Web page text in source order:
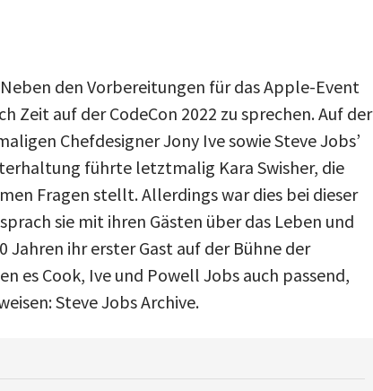
den Vorbereitungen für das Apple-Event
Zeit auf der CodeCon 2022 zu sprechen. Auf der
Chefdesigner Jony Ive sowie Steve Jobs’
führte letztmalig Kara Swisher, die
Fragen stellt. Allerdings war dies bei dieser
sie mit ihren Gästen über das Leben und
Jahren ihr erster Gast auf der Bühne der
es Cook, Ive und Powell Jobs auch passend,
Steve Jobs Archive.